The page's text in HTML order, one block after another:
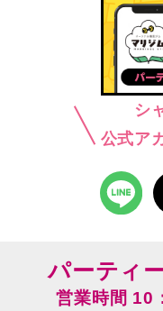
シ
公式ア
パーティ
営業時間 10